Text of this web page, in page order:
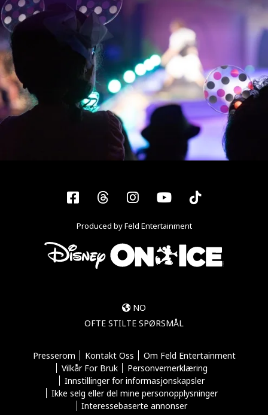
Facebook
ThreadsInstagram
YouTubeTiktok
Produced by Feld Entertainment
NO
OFTE STILTE SPØRSMÅL
Presserom Kontakt Oss
Om Feld Entertainment
Vilkår For Bruk
Personvernerklæring
Innstillinger for informasjonskapsler
Ikke selg eller del mine personopplysninger
Interessebaserte annonser